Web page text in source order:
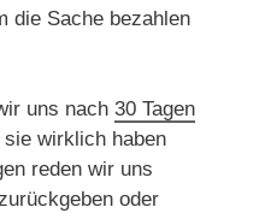
die Sache bezahlen
uns nach 30 Tagen
wirklich haben
reden wir uns
oder